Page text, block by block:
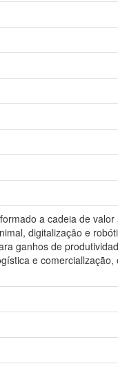
a cadeia de
digitalização e
ganhos de
e